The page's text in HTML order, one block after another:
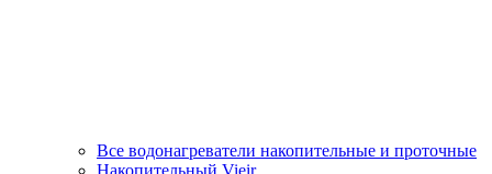
Все водонагреватели накопительные и проточные
Накопительный Vieir